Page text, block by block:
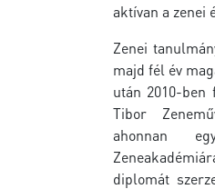
aktívan a zenei
Zenei
majd fél év
után 2010-ben
Tibor
ahonnan
diplomát